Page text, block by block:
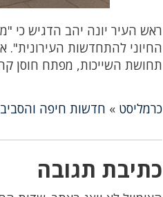
ראש העיר יונה יהב הדגיש כי
החיוני להתחדשות העירונית".
תחושת השייכות, מפתח חוסן
כרמליסט » חדשות חיפה
כתיבת תגובה